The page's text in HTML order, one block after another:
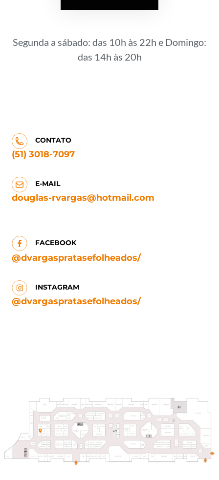
Segunda a sábado: das 10h às 22h e Domingo:
das 14h às 20h
CONTATO
(51) 3018-7097
E-MAIL
douglas-rvargas@hotmail.com
FACEBOOK
@dvargaspratasefolheados/
INSTAGRAM
@dvargaspratasefolheados/